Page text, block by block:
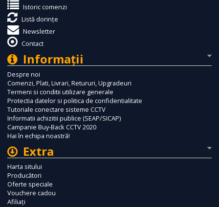
Istoric comenzi
Listă dorințe
Newsletter
Contact
Informaţii
Despre noi
Comenzi, Plati, Livrari, Retururi, Upgradeuri
Termeni si conditii utilizare generale
Protectia datelor si politica de confidentialitate
Tutoriale conectare sisteme CCTV
Informatii achizitii publice (SEAP/SICAP)
Campanie Buy-Back CCTV 2020
Hai în echipa noastră!
Extra
Harta sitului
Producători
Oferte speciale
Vouchere cadou
Afiliaţi